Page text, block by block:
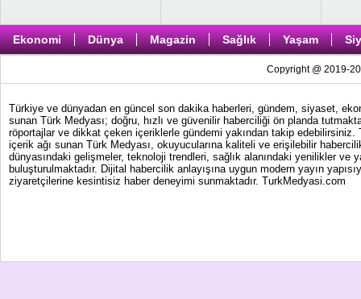
Ekonomi Dünya Magazin Sağlık Yaşam
Copyright @ 2019-
Türkiye ve dünyadan en güncel son dakika haberleri, gündem, siyaset,
sunan Türk Medyası; doğru, hızlı ve güvenilir haberciliği ön planda
röportajlar ve dikkat çeken içeriklerle gündemi yakından takip
içerik ağı sunan Türk Medyası, okuyucularına kaliteli ve erişilebilir
dünyasındaki gelişmeler, teknoloji trendleri, sağlık alanındaki yenilikler
buluşturulmaktadır. Dijital habercilik anlayışına uygun modern yayın
ziyaretçilerine kesintisiz haber deneyimi sunmaktadır. TurkMedyasi.com